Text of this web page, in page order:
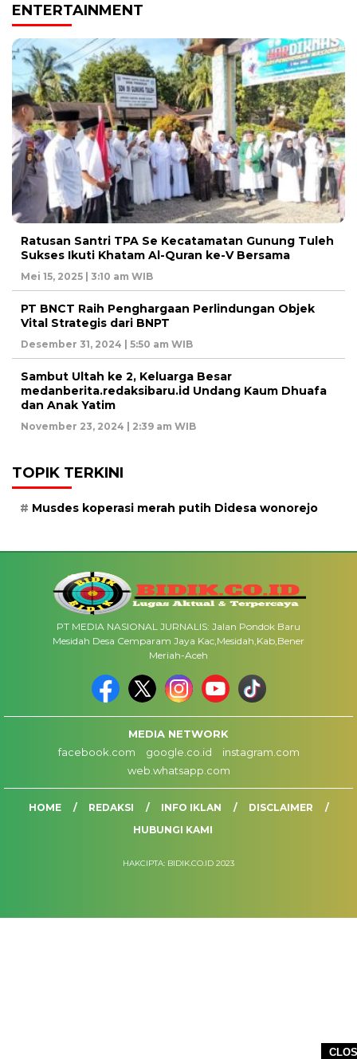
ENTERTAINMENT
Ratusan Santri TPA Se Kecatamatan Gunung Tuleh
Sukses Ikuti Khatam Al-Quran ke-V Bersama
Mei 15, 2025 | 3:10 am WIB
PT BNCT Raih Penghargaan Perlindungan Objek
Vital Strategis dari BNPT
Desember 31, 2024 | 5:50 am WIB
Sambut Ultah ke 2, Keluarga Besar
medanberita.redaksibaru.id Undang Kaum Dhuafa
dan Anak Yatim
November 23, 2024 | 2:39 am WIB
TOPIK TERKINI
Musdes koperasi merah putih Didesa wonorejo
PT MEDIA NASIONAL JURNALIS: Jalan Pondok Baru
Mesidah Desa Cemparam Jaya Kac,Mesidah,Kab,Bener
Meriah-Aceh
MEDIA NETWORK
facebook.com
google.co.id
instagram.com
web.whatsapp.com
HOME REDAKSI INFO IKLAN
DISCLAIMER
HUBUNGI KAMI
HAKCIPTA: BIDIK.CO.ID 2023